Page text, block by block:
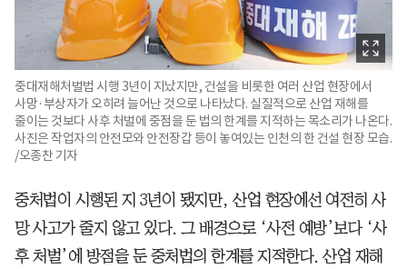
중대재해처벌법 시행 3년이 지났지만, 건설을 비롯한 여러 산업 현장에서
사망·부상자가 오히려 늘어난 것으로 나타났다. 실질적으로 산업 재해를
줄이는 것보다 사후 처벌에 중점을 둔 법의 한계를 지적하는 목소리가 나온다.
사진은 작업자의 안전모와 안전장갑 등이 놓여있는 인천의 한 건설 현장 모습.
/오종찬 기자
중처법이 시행된 지 3년이 됐지만, 산업 현장에선 여전히 사
망 사고가 줄지 않고 있다. 그 배경으로 ‘사전 예방’보다 ‘사
후 처벌’에 방점을 둔 중처법의 한계를 지적한다. 산업 재해